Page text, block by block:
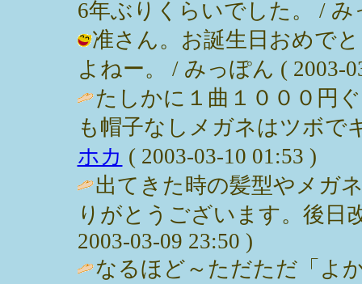
6年ぶりくらいでした。 / み
准さん。お誕生日おめで
よねー。 / みっぽん ( 2003-
たしかに１曲１０００円
も帽子なしメガネはツボで
ホカ ( 2003-03-10 01:53 )
出てきた時の髪型やメガ
りがとうございます。後日
2003-03-09 23:50 )
なるほど～ただただ「よ